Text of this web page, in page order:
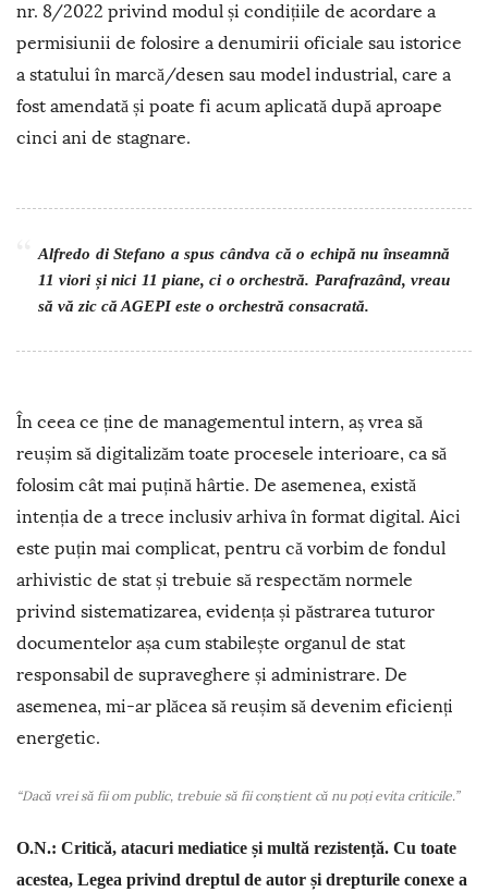
nr. 8/2022 privind modul și condițiile de acordare a
permisiunii de folosire a denumirii oficiale sau istorice
a statului în marcă/desen sau model industrial, care a
fost amendată și poate fi acum aplicată după aproape
cinci ani de stagnare.
Alfredo di Stefano a spus cândva că o echipă nu înseamnă
11 viori și nici 11 piane, ci o orchestră. Parafrazând, vreau
să vă zic că AGEPI este o orchestră consacrată.
În ceea ce ține de managementul intern, aș vrea să
reușim să digitalizăm toate procesele interioare, ca să
folosim cât mai puțină hârtie. De asemenea, există
intenția de a trece inclusiv arhiva în format digital. Aici
este puțin mai complicat, pentru că vorbim de fondul
arhivistic de stat și trebuie să respectăm normele
privind sistematizarea, evidența și păstrarea tuturor
documentelor așa cum stabilește organul de stat
responsabil de supraveghere și administrare. De
asemenea, mi-ar plăcea să reușim să devenim eficienți
energetic.
“Dacă vrei să fii om public, trebuie să fii conștient că nu poți evita criticile.”
O.N.: Critică, atacuri mediatice și multă rezistență. Cu toate
acestea, Legea privind dreptul de autor și drepturile conexe a